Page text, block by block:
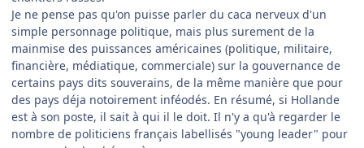
Je ne pense pas qu'on puisse parler du caca nerveux d'un
simple personnage politique, mais plus surement de la
mainmise des puissances américaines (politique, militaire,
financière, médiatique, commerciale) sur la gouvernance de
certains pays dits souverains, de la même manière que pour
des pays déja notoirement inféodés. En résumé, si Hollande
est à son poste, il sait à qui il le doit. Il n'y a qu'à regarder le
nombre de politiciens français labellisés "young leader" pour